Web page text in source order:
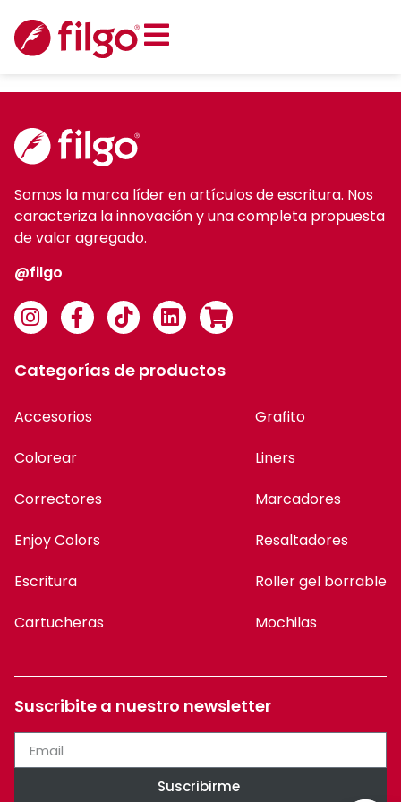
Somos la marca líder en artículos de escritura. Nos
caracteriza la innovación y una completa propuesta
de valor agregado.
@filgo
Categorías de productos
Accesorios
Colorear
Correctores
Enjoy Colors
Escritura
Cartucheras
Grafito
Liners
Marcadores
Resaltadores
Roller gel borrable
Mochilas
Suscribite a nuestro newsletter
Suscribirme